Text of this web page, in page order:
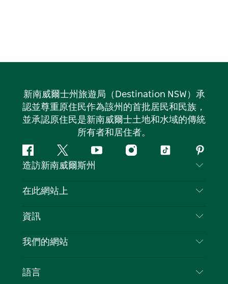
新南威爾士州旅遊局（Destination NSW）承
認並尊重原住民作為該州的首批居民和民族，
並承認原住民是新南威爾士土地和水域的傳統
所有者和居住者。
Facebook嘰
嘰
喳
Youtube Instagram
抖
造訪新南威爾斯州
聯絡我們
隱私
Cookie 通知
在此網站上
目的地
新南威爾士州公路旅行
活動
資訊
旅行資訊
新南威爾士州的商業
我們的網站
語言